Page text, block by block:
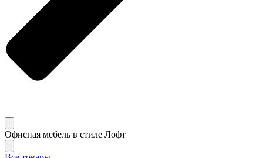
Офисная мебель в стиле Лофт